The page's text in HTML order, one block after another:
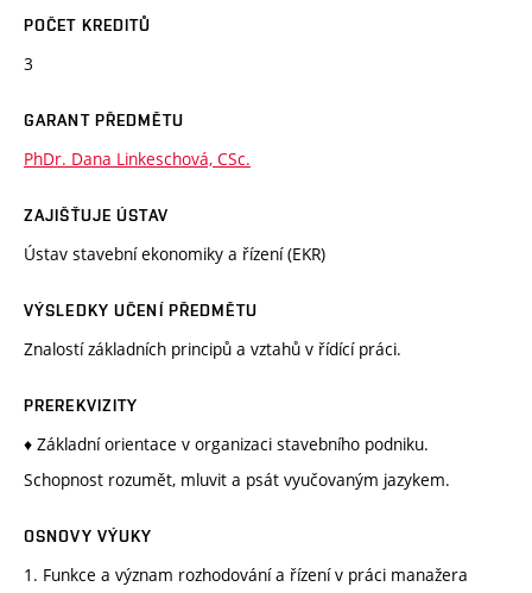
POČET KREDITŮ
3
GARANT PŘEDMĚTU
PhDr. Dana Linkeschová, CSc.
ZAJIŠŤUJE ÚSTAV
Ústav stavební ekonomiky a řízení (EKR)
VÝSLEDKY UČENÍ PŘEDMĚTU
Znalostí základních principů a vztahů v řídící práci.
PREREKVIZITY
♦ Základní orientace v organizaci stavebního podniku.
Schopnost rozumět, mluvit a psát vyučovaným jazykem.
OSNOVY VÝUKY
1. Funkce a význam rozhodování a řízení v práci manažera